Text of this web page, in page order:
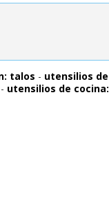
talos - utensilios de
- utensilios de cocina: